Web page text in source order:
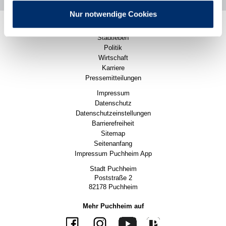
Nur notwendige Cookies
Rathaus
Stadtleben
Politik
Wirtschaft
Karriere
Pressemitteilungen
Impressum
Datenschutz
Datenschutzeinstellungen
Barrierefreiheit
Sitemap
Seitenanfang
Impressum Puchheim App
Stadt Puchheim
Poststraße 2
82178 Puchheim
Mehr Puchheim auf